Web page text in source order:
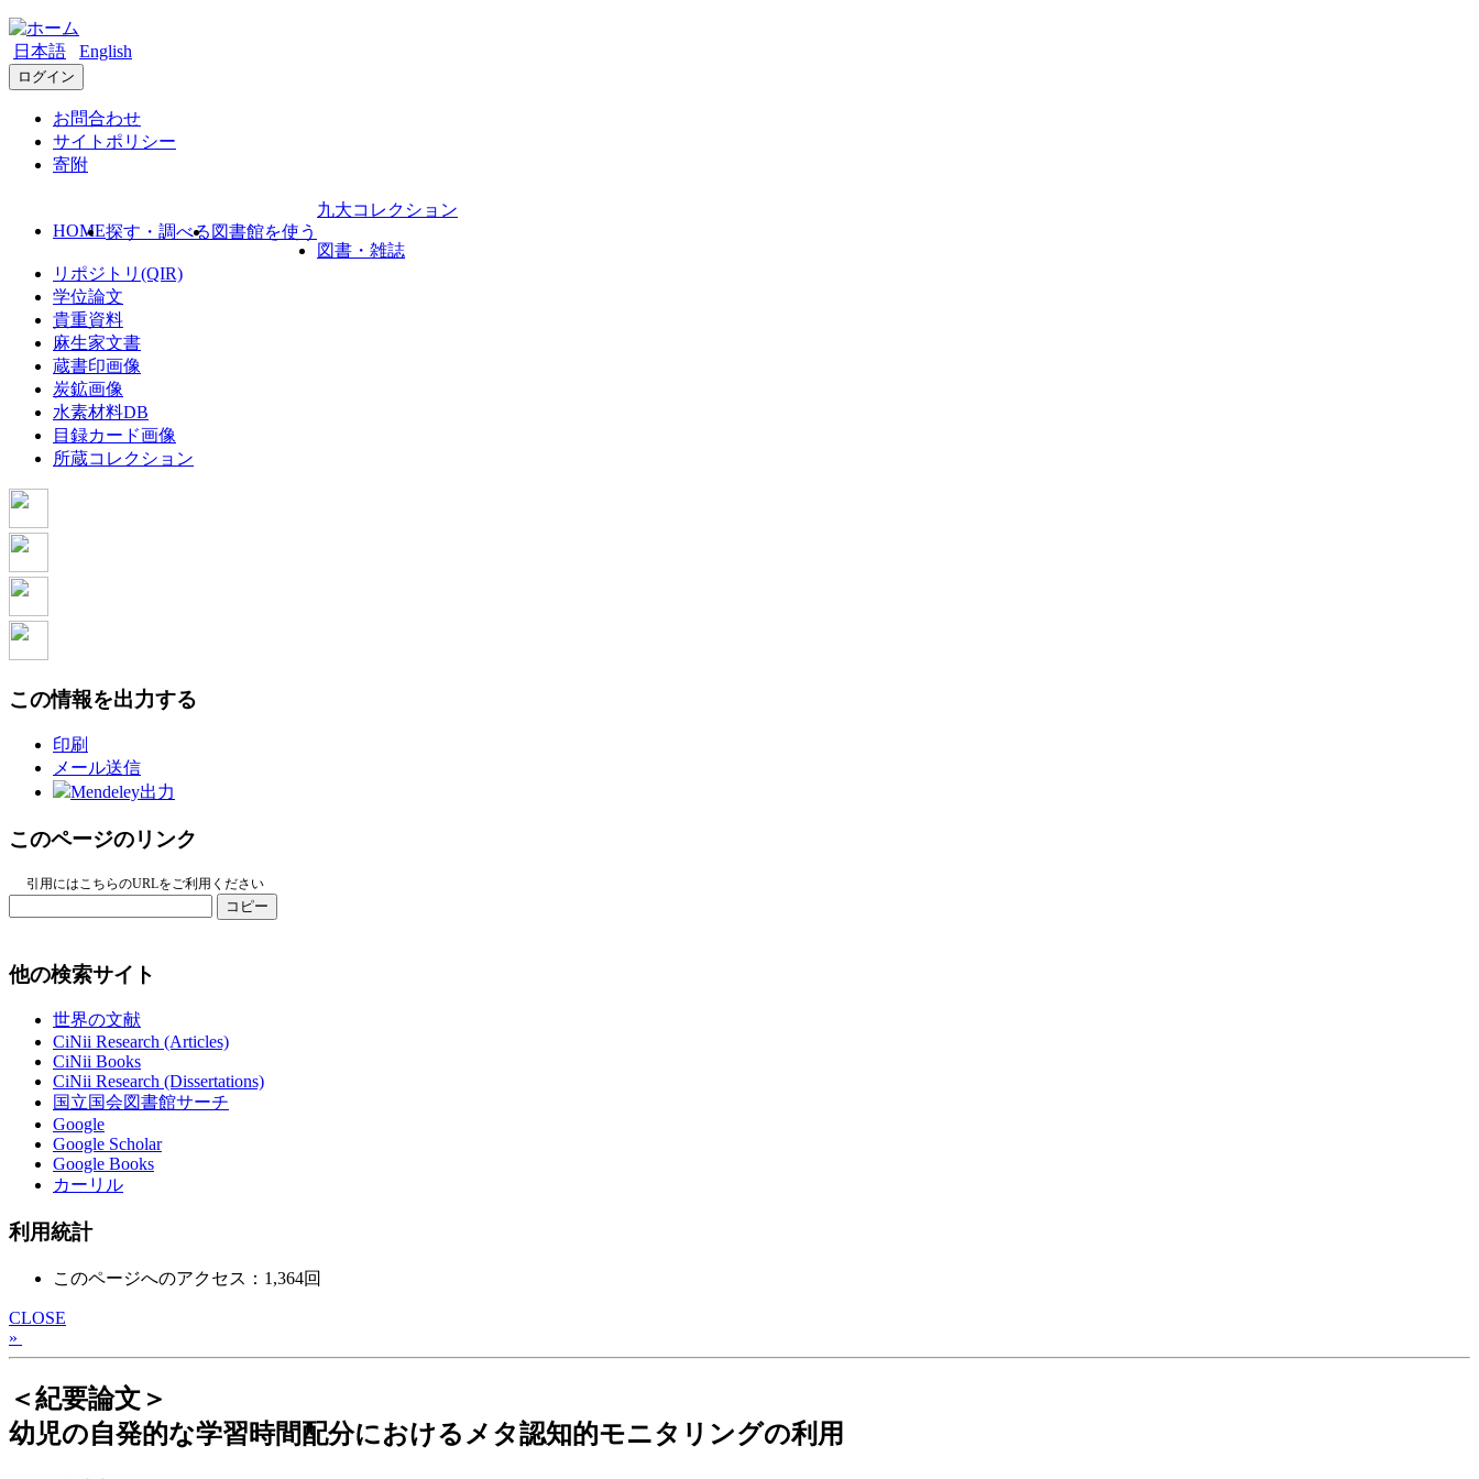
日本語 English
ログイン
お問合わせ
サイトポリシー
寄附
HOME探す・調べる 図書館を使う
九大コレクション
図書・雑誌
リポジトリ(QIR)
学位論文
貴重資料
麻生家文書
蔵書印画像
炭鉱画像
水素材料DB
目録カード画像
所蔵コレクション
この情報を出力する
印刷
メール送信
Mendeley出力
このページのリンク
引用にはこちらのURLをご利用ください
コピー
他の検索サイト
世界の文献
CiNii Research (Articles)
CiNii Books
CiNii Research (Dissertations)
国立国会図書館サーチ
Google
Google Scholar
Google Books
カーリル
利用統計
このページへのアクセス：1,364回
CLOSE
»
＜紀要論文＞
幼児の自発的な学習時間配分におけるメタ認知的モニタリングの利用